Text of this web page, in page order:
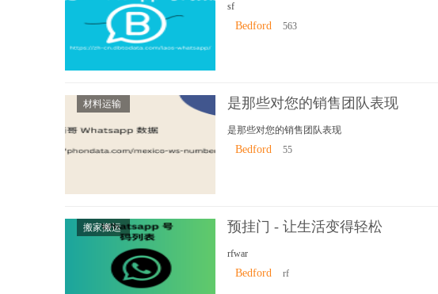
sf
Bedford 563
材料运输 是那些对您的销售团队表现
是那些对您的销售团队表现
Bedford 55
搬家搬运 预挂门 - 让生活变得轻松
rfwar
Bedford rf